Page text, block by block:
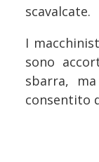
scavalcate.
I
sono
sbarra,
consentito